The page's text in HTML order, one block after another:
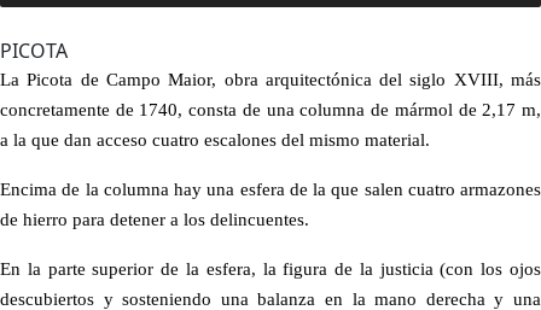
PICOTA
La Picota de Campo Maior, obra arquitectónica del siglo XVIII, más
concretamente de 1740, consta de una columna de mármol de 2,17 m,
a la que dan acceso cuatro escalones del mismo material.
Encima de la columna hay una esfera de la que salen cuatro armazones
de hierro para detener a los delincuentes.
En la parte superior de la esfera, la figura de la justicia (con los ojos
descubiertos y sosteniendo una balanza en la mano derecha y una